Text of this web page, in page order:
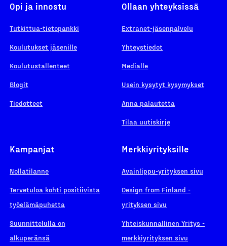
Opi ja innostu
Tutkittua-tietopankki
Koulutukset jäsenille
Koulutustallenteet
Blogit
Tiedotteet
Ollaan yhteyksissä
Extranet-jäsenpalvelu
Yhteystiedot
Medialle
Usein kysytyt kysymykset
Anna palautetta
Tilaa uutiskirje
Kampanjat
Nollatilanne
Tervetuloa kohti positiivista
työelämäpuhetta
Suunnittelulla on
alkuperänsä
Merkkiyrityksille
Avainlippu-yrityksen sivu
Design from Finland -
yrityksen sivu
Yhteiskunnallinen Yritys -
merkkiyrityksen sivu